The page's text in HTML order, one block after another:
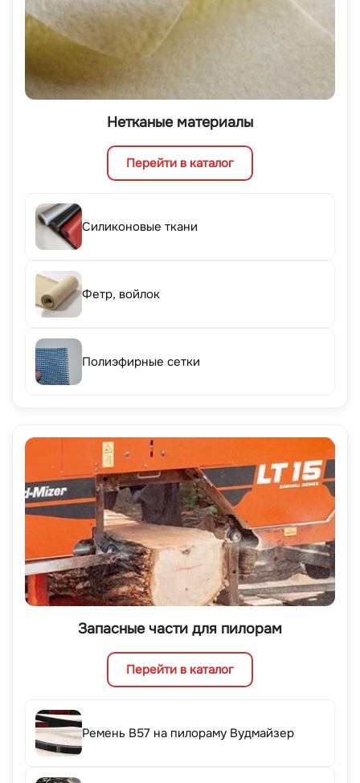
Нетканые материалы
Перейти в каталог
Силиконовые ткани
Фетр, войлок
Полиэфирные сетки
Запасные части для пилорам
Перейти в каталог
Ремень B57 на пилораму Вудмайзер